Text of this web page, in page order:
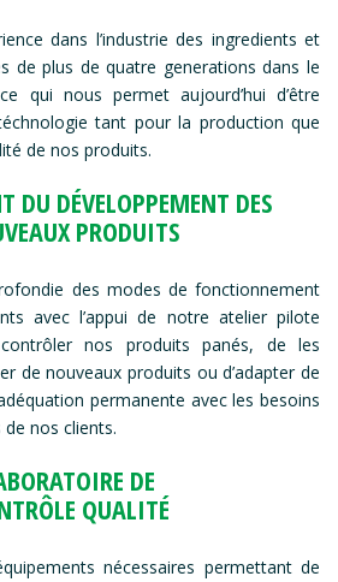
dans l’industrie des ingredients et
de plus de quatre generations dans le
qui nous permet aujourd’hui d’être
tant pour la production que
de nos produits.
DU DÉVELOPPEMENT DES
PRODUITS
des modes de fonctionnement
avec l’appui de notre atelier pilote
nos produits panés, de les
de nouveaux produits ou d’adapter de
permanente avec les besoins
nos clients.
DE
QUALITÉ
nécessaires permettant de